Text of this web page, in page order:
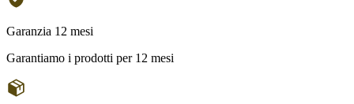
Garanzia 12 mesi
Garantiamo i prodotti per 12 mesi